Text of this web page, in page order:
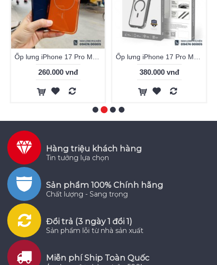
260.000 vnđ 380.000 vnđ
Hàng triệu khách hàng
Tin tưởng lựa chọn
Sản phẩm 100% Chính hãng
Chất lượng - Sang trọng
Đổi trả (3 ngày 1 đổi 1)
Sản phẩm lỗi từ nhà sản xuất
Miễn phí Ship Toàn Quốc